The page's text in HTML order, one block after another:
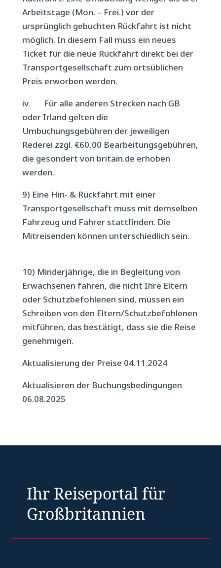
Arbeitstage (Mon. – Frei.) vor der
ursprünglich gebuchten Rückfahrt ist nicht
möglich. In diesem Fall muss ein neues
Ticket für die neue Rückfahrt direkt bei der
Transportgesellschaft zum ortsüblichen
Preis erworben werden.
iv. Für alle anderen Strecken nach GB
oder Irland gelten die
Umbuchungsgebühren der jeweiligen
Rederei zzgl. €60,00 Bearbeitungsgebühren,
die gesondert von britain.de erhoben
werden.
9) Eine Hin- & Rückfahrt mit einer
Transportgesellschaft muss mit demselben
Fahrzeug und Fahrer stattfinden. Die
Mitreisenden können unterschiedlich sein.
10) Minderjährige, die in Begleitung von
Erwachsenen fahren, die nicht Ihre Eltern
oder Schutzbefohlenen sind, müssen ein
Schreiben von den Eltern/Schutzbefohlenen
mitführen, das bestätigt, dass sie die Reise
genehmigen.
Aktualisierung der Preise 04.11.2024
Aktualisieren der Buchungsbedingungen
06.08.2025
Ihr Reiseportal für
Großbritannien